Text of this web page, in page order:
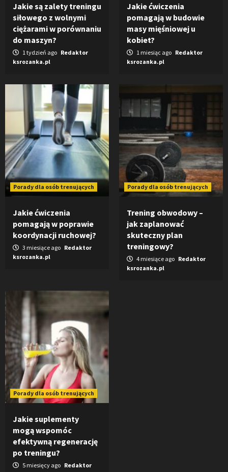
Jakie są zalety treningu
siłowego z wolnymi
ciężarami w porównaniu
do maszyn?
1 tydzień ago Redaktor
ksrozanka.pl
Jakie ćwiczenia
pomagają w budowie
masy mięśniowej u
kobiet?
1 miesiąc ago Redaktor
ksrozanka.pl
Porady dla osób trenujących
Jakie ćwiczenia
pomagają w poprawie
koordynacji ruchowej?
3 miesiące ago Redaktor
ksrozanka.pl
Porady dla osób trenujących
Trening obwodowy –
jak zaplanować
skuteczny plan
treningowy?
4 miesiące ago Redaktor
ksrozanka.pl
Porady dla osób trenujących
Jakie suplementy
mogą wspomóc
efektywną regenerację
po treningu?
5 miesięcy ago Redaktor